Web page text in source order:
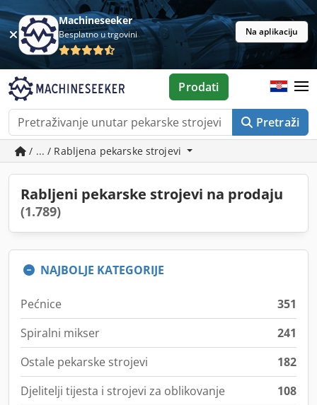
Machineseeker
Besplatno u trgovini Na aplikaciju
Pretraži
Prodati
/ ... / Rabljena pekarske strojevi
Rabljeni pekarske strojevi na prodaju
(1.789)
NAJBOLJE KATEGORIJE
Pećnice
351
Spiralni mikser
241
Ostale pekarske strojevi
182
Djelitelji tijesta i strojevi za oblikovanje
108